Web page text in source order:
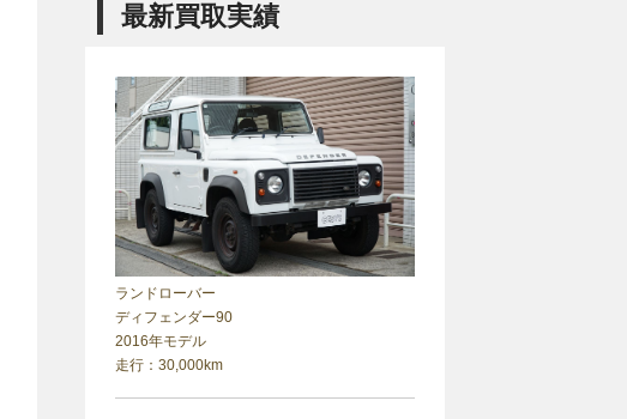
最新買取実績
ランドローバー
ディフェンダー90
2016年モデル
走行：30,000km